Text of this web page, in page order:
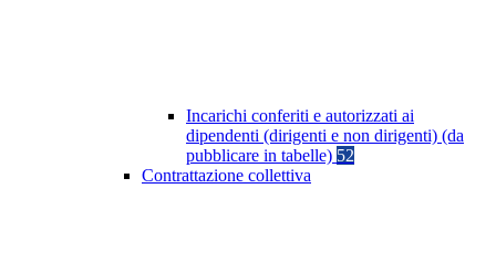
Incarichi conferiti e autorizzati ai
dipendenti (dirigenti e non dirigenti) (da
pubblicare in tabelle) 52
Contrattazione collettiva